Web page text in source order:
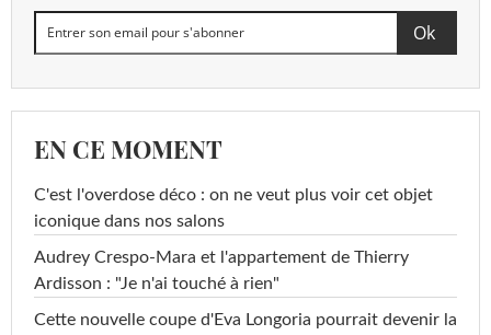
EN CE MOMENT
C'est l'overdose déco : on ne veut plus voir cet objet
iconique dans nos salons
Audrey Crespo-Mara et l'appartement de Thierry
Ardisson : "Je n'ai touché à rien"
Cette nouvelle coupe d'Eva Longoria pourrait devenir la